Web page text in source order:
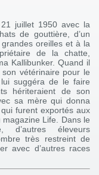
juillet 1950 avec la
de gouttière, d’un
oreilles et à la
de la chatte,
Kallibunker. Quand il
vétérinaire pour le
suggéra de le faire
hériteraient de son
sa mère qui donna
furent exportés aux
Life. Dans le
d’autres éleveurs
très restreint de
avec d’autres races